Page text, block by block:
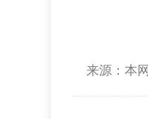
来源：本网